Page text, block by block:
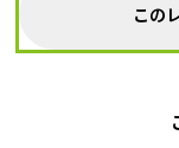
この